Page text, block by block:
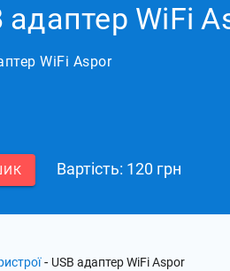
адаптер WiFi
WiFi Aspor
Вартість: 120 грн
- USB адаптер WiFi Aspor